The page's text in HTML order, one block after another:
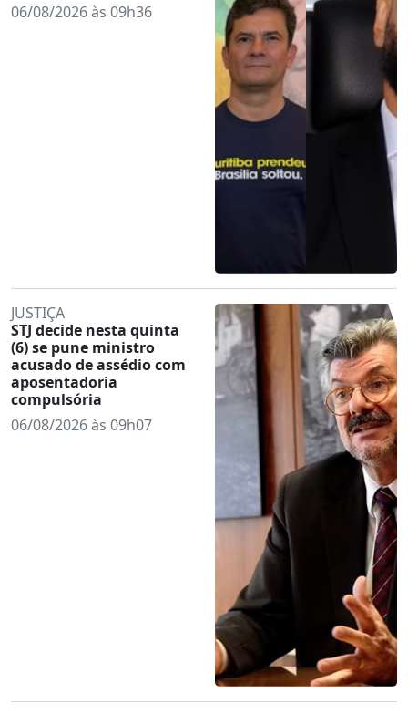
06/08/2026 às 09h36
JUSTIÇA
STJ decide nesta quinta
(6) se pune ministro
acusado de assédio com
aposentadoria
compulsória
06/08/2026 às 09h07